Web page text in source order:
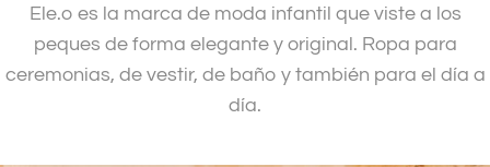
Ele.o es la marca de moda infantil que viste a los
peques de forma elegante y original. Ropa para
ceremonias, de vestir, de baño y también para el día a
día.